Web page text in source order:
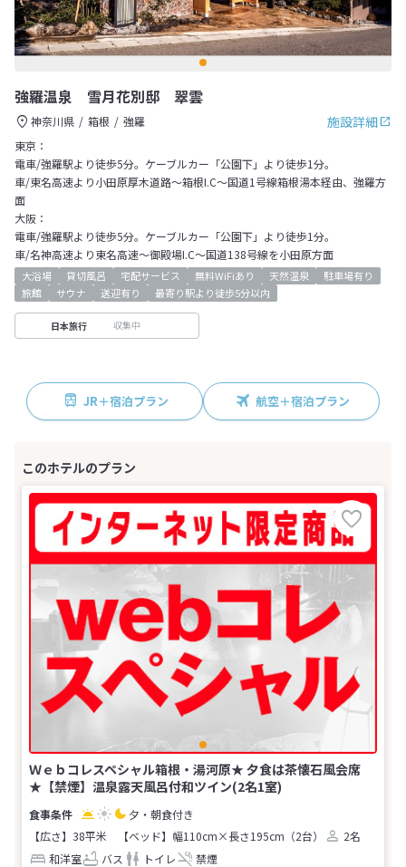
強羅温泉 雪月花別邸 翠雲
施設詳細
神奈川県 箱根
強羅
東京：
電車/強羅駅より徒歩5分。ケーブルカー「公園下」より徒歩1分。
車/東名高速より小田原厚木道路～箱根I.C～国道1号線箱根湯本経由、強羅方
面
大阪：
電車/強羅駅より徒歩5分。ケーブルカー「公園下」より徒歩1分。
車/名神高速より東名高速～御殿場I.C～国道138号線を小田原方面
大浴場 貸切風呂 宅配サービス 無料WiFiあり 天然温泉
駐車場有り
旅館
サウナ 送迎有り 最寄り駅より徒歩5分以内
日本旅行 収集中
JR＋宿泊プラン 航空＋宿泊プラン
Ｗｅｂコレスペシャル箱根・湯河原★ 夕食は茶懐石風会席
★【禁煙】温泉露天風呂付和ツイン(2名1室)
夕・朝食付き
【広さ】38平米
【ベッド】幅110cm×長さ195cm（2台）
2名
和洋室
バス トイレ 禁煙